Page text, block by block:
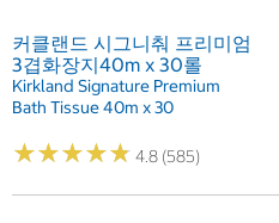
커클랜드 시그니춰 프리미엄
3겹화장지40m x 30롤
Kirkland Signature Premium
Bath Tissue 40m x 30
★★★★★
★★★★★ 4.8 (585)